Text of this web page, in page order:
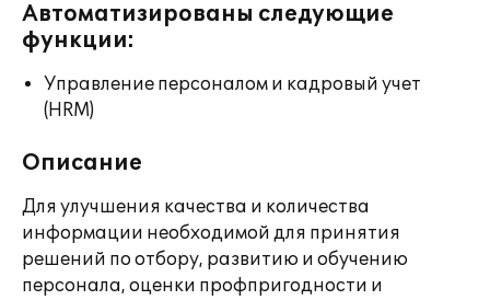
Автоматизированы следующие
функции:
Управление персоналом и кадровый учет
(HRM)
Описание
Для улучшения качества и количества
информации необходимой для принятия
решений по отбору, развитию и обучению
персонала, оценки профпригодности и